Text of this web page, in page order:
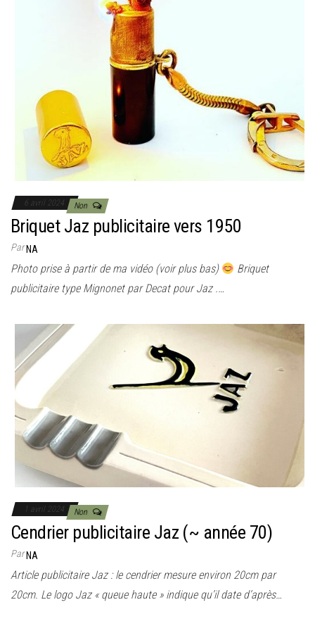
6 avril 2024 Non
Briquet Jaz publicitaire vers 1950
ParNA
Photo prise à partir de ma vidéo (voir plus bas)
Briquet
publicitaire type Mignonet par Decat pour Jaz .…
1 avril 2024 Non
Cendrier publicitaire Jaz (~ année 70)
ParNA
Article publicitaire Jaz : le cendrier mesure environ 20cm par
20cm. Le logo Jaz « queue haute » indique qu’il date d’après…